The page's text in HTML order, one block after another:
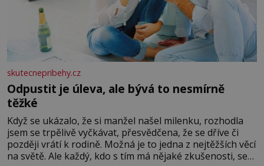
skutecnepribehy.cz
Odpustit je úleva, ale bývá to nesmírně
těžké
Když se ukázalo, že si manžel našel milenku, rozhodla
jsem se trpělivě vyčkávat, přesvědčena, že se dříve či
později vrátí k rodině. Možná je to jedna z nejtěžších věcí
na světě. Ale každý, kdo s tím má nějaké zkušenosti, se